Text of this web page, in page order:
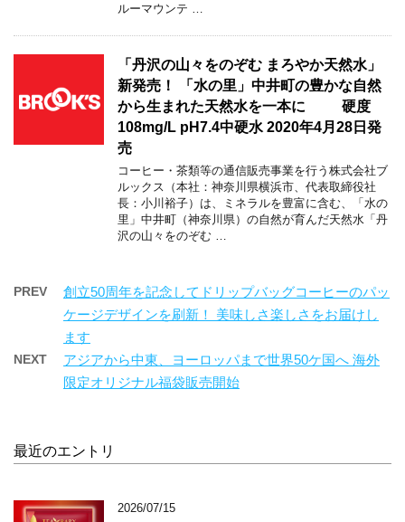
ルーマウンテ …
「丹沢の山々をのぞむ まろやか天然水」
新発売！ 「水の里」中井町の豊かな自然
から生まれた天然水を一本に 硬度
108mg/L pH7.4中硬水 2020年4月28日発
売
コーヒー・茶類等の通信販売事業を行う株式会社ブ
ルックス（本社：神奈川県横浜市、代表取締役社
長：小川裕子）は、ミネラルを豊富に含む、「水の
里」中井町（神奈川県）の自然が育んだ天然水「丹
沢の山々をのぞむ …
PREV
創立50周年を記念してドリップバッグコーヒーのパッ
ケージデザインを刷新！ 美味しさ楽しさをお届けし
ます
NEXT
アジアから中東、ヨーロッパまで世界50ケ国へ 海外
限定オリジナル福袋販売開始
最近のエントリ
2026/07/15